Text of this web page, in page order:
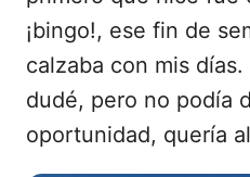
¡bingo!, ese fin de
calzaba con mis
dudé, pero no podía
oportunidad, quería